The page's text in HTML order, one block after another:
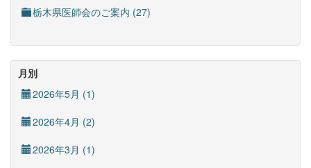
栃木県医師会のご案内 (27)
月別
2026年5月 (1)
2026年4月 (2)
2026年3月 (1)